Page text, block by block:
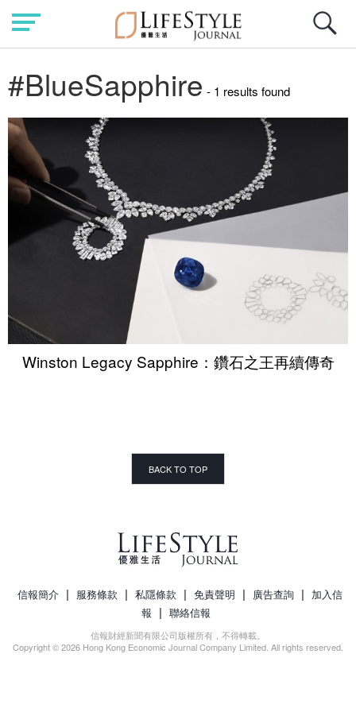
#BlueSapphire - 1 results found
Winston Legacy Sapphire：鑽石之王再續傳奇
BACK TO TOP
信報簡介 | 服務條款 | 私隱條款 | 免責聲明 | 廣告查詢 | 加入信
報 | 聯絡信報
信報財經新聞有限公司版權所有，不得轉載。
Copyright © 2026 Hong Kong Economic Journal Company Limited. All rights reserved.